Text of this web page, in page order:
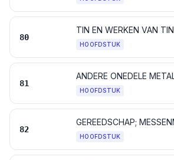
80
TIN EN WERKEN VAN TIN
HOOFDSTUK
81
HOOFDSTUK
82
HOOFDSTUK